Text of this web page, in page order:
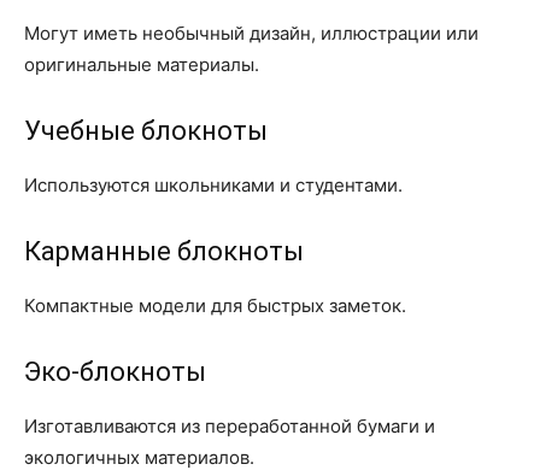
Могут иметь необычный дизайн, иллюстрации или
оригинальные материалы.
Учебные блокноты
Используются школьниками и студентами.
Карманные блокноты
Компактные модели для быстрых заметок.
Эко-блокноты
Изготавливаются из переработанной бумаги и
экологичных материалов.